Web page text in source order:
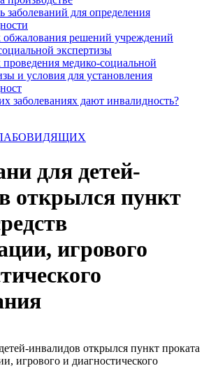
заболеваний для определения
обжалования решений учреждений
экспертизы
медико-социальной
и условия для установления
заболеваниях дают инвалидность?
для детей-
открылся пункт
игрового